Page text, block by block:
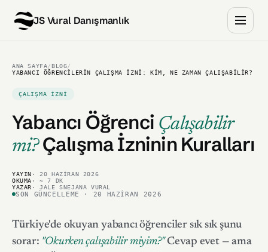
JS Vural Danışmanlık
ANA SAYFA/BLOG/
YABANCI ÖĞRENCILERIN ÇALIŞMA İZNI: KIM, NE ZAMAN ÇALIŞABILIR?
ÇALIŞMA İZNI
Yabancı Öğrenci Çalışabilir
mi? Çalışma İzninin Kuralları
YAYIN · 20 HAZIRAN 2026
OKUMA · ~ 7 DK
YAZAR · JALE SNEJANA VURAL
SON GÜNCELLEME · 20 HAZIRAN 2026
Türkiye'de okuyan yabancı öğrenciler sık sık şunu
sorar: "Okurken çalışabilir miyim?"Cevap evet — ama